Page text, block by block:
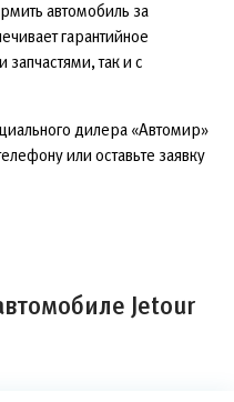
автомобиль за
гарантийное
так и с
дилера «Автомир»
или оставьте заявку
Jetour